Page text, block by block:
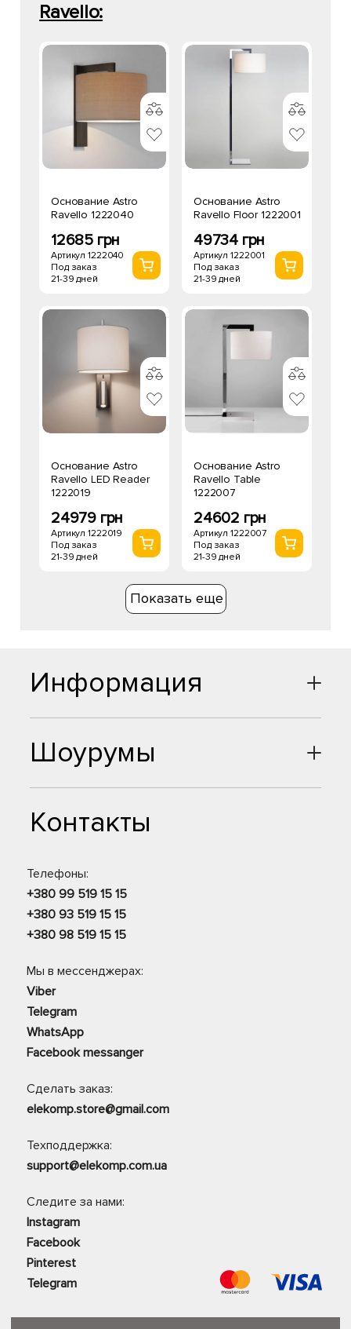
Ravello:
Основание Astro
Ravello 1222040
12685 грн
Артикул 1222040
Под заказ
21-39 дней
Основание Astro
Ravello Floor 1222001
49734 грн
Артикул 1222001
Под заказ
21-39 дней
Основание Astro
Ravello LED Reader
1222019
24979 грн
Артикул 1222019
Под заказ
21-39 дней
Основание Astro
Ravello Table
1222007
24602 грн
Артикул 1222007
Под заказ
21-39 дней
Показать еще
Шоурумы
Контакты
Телефоны:
+380 99 519 15 15
+380 93 519 15 15
+380 98 519 15 15
Мы в мессенджерах:
Viber
Telegram
WhatsApp
Facebook messanger
Сделать заказ:
elekomp.store@gmail.com
Техподдержка:
support@elekomp.com.ua
Следите за нами:
Instagram
Facebook
Pinterest
Telegram
Информация